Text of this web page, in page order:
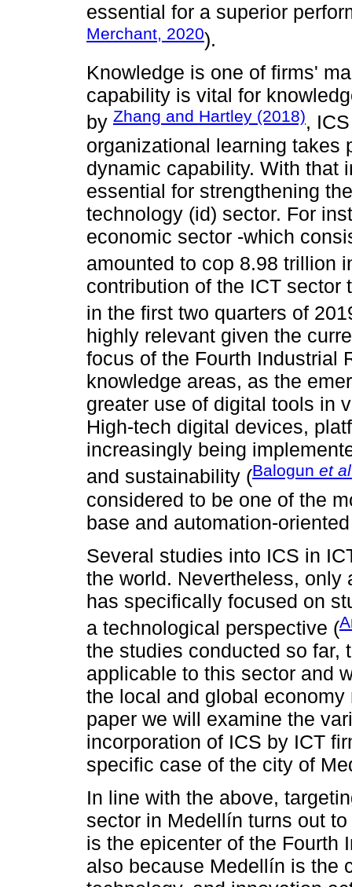
essential for a superior
Merchant, 2020).
Knowledge is one of firms'
capability is vital for
by Zhang and Hartley (2018),
organizational learning takes
dynamic capability. With that
essential for strengthening
technology (id) sector. For
economic sector -which
amounted to cop 8.98 trillion
contribution of the ICT sector
in the first two quarters of
highly relevant given the
focus of the Fourth Industrial
knowledge areas, as the
greater use of digital tools in
High-tech digital devices,
increasingly being
and sustainability (Balogun et
considered to be one of the
base and automation-
Several studies into ICS in
the world. Nevertheless, only
has specifically focused on
a technological perspective (
the studies conducted so far,
applicable to this sector and
the local and global
paper we will examine the
incorporation of ICS by ICT
specific case of the city of
In line with the above,
sector in Medellín turns out
is the epicenter of the Fourth
also because Medellín is the